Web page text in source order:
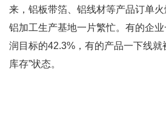
来，铝板带箔、铝线材等产品订单
铝加工生产基地一片繁忙。有的企
润目标的42.3%，有的产品一下线就
库存”状态。